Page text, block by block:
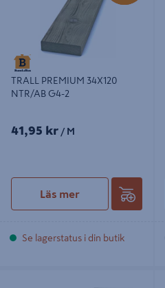
TRALL PREMIUM 34X120
NTR/AB G4-2
41,95 kr / M
Läs mer
Se lagerstatus i din butik